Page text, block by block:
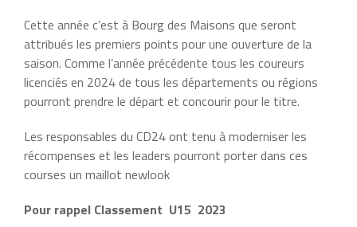
Cette année c’est à Bourg des Maisons que seront
attribués les premiers points pour une ouverture de la
saison. Comme l’année précédente tous les coureurs
licenciés en 2024 de tous les départements ou régions
pourront prendre le départ et concourir pour le titre.
Les responsables du CD24 ont tenu à moderniser les
récompenses et les leaders pourront porter dans ces
courses un maillot newlook
Pour rappel Classement U15 2023